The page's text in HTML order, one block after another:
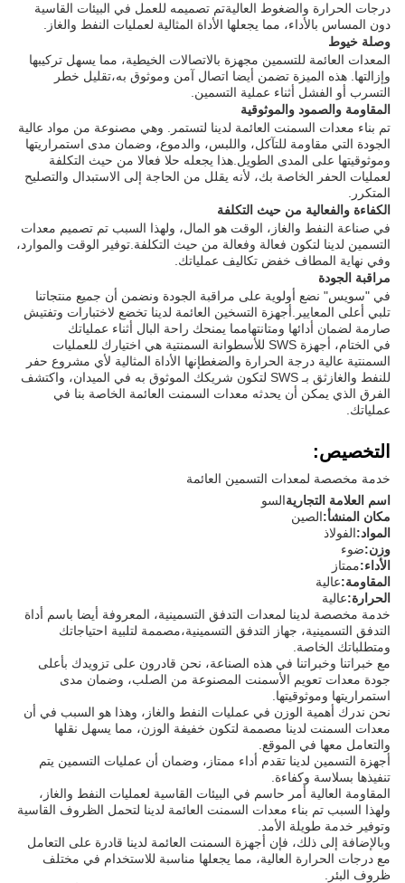
درجات الحرارة والضغوط العاليةتم تصميمه للعمل في البيئات القاسية
دون المساس بالأداء، مما يجعلها الأداة المثالية لعمليات النفط والغاز.
وصلة خيوط
المعدات العائمة للتسمين مجهزة بالاتصالات الخيطية، مما يسهل تركيبها
وإزالتها. هذه الميزة تضمن أيضا اتصال آمن وموثوق به،تقليل خطر
التسرب أو الفشل أثناء عملية التسمين.
المقاومة والصمود والموثوقية
تم بناء معدات السمنت العائمة لدينا لتستمر. وهي مصنوعة من مواد عالية
الجودة التي مقاومة للتآكل، واللبس، والدموع، وضمان مدى استمراريتها
وموثوقيتها على المدى الطويل.هذا يجعله حلا فعالا من حيث التكلفة
لعمليات الحفر الخاصة بك، لأنه يقلل من الحاجة إلى الاستبدال والتصليح
المتكرر.
الكفاءة والفعالية من حيث التكلفة
في صناعة النفط والغاز، الوقت هو المال، ولهذا السبب تم تصميم معدات
التسمين لدينا لتكون فعالة وفعالة من حيث التكلفة.توفير الوقت والموارد،
وفي نهاية المطاف خفض تكاليف عملياتك.
مراقبة الجودة
في "سويس" نضع أولوية على مراقبة الجودة ونضمن أن جميع منتجاتنا
تلبي أعلى المعايير.أجهزة التسخين العائمة لدينا تخضع لاختبارات وتفتيش
صارمة لضمان أدائها ومتانتهامما يمنحك راحة البال أثناء عملياتك
في الختام، أجهزة SWS للأسطوانة السمنتية هي اختيارك للعمليات
السمنتية عالية درجة الحرارة والضغطإنها الأداة المثالية لأي مشروع حفر
للنفط والغازثق بـ SWS لتكون شريكك الموثوق به في الميدان، واكتشف
الفرق الذي يمكن أن يحدثه معدات السمنت العائمة الخاصة بنا في
عملياتك.
التخصيص:
خدمة مخصصة لمعدات التسمين العائمة
اسم العلامة التجاريةالسو
مكان المنشأ:الصين
المواد:الفولاذ
وزن:ضوء
الأداء:ممتاز
المقاومة:عالية
الحرارة:عالية
خدمة مخصصة لدينا لمعدات التدفق التسمينية، المعروفة أيضا باسم أداة
التدفق التسمينية، جهاز التدفق التسمينية،مصممة لتلبية احتياجاتك
ومتطلباتك الخاصة.
مع خبراتنا وخبراتنا في هذه الصناعة، نحن قادرون على تزويدك بأعلى
جودة معدات تعويم الأسمنت المصنوعة من الصلب، وضمان مدى
استمراريتها وموثوقيتها.
نحن ندرك أهمية الوزن في عمليات النفط والغاز، وهذا هو السبب في أن
معدات السمنت لدينا مصممة لتكون خفيفة الوزن، مما يسهل نقلها
والتعامل معها في الموقع.
أجهزة التسمين لدينا تقدم أداء ممتاز، وضمان أن عمليات التسمين يتم
تنفيذها بسلاسة وكفاءة.
المقاومة العالية أمر حاسم في البيئات القاسية لعمليات النفط والغاز،
ولهذا السبب تم بناء معدات السمنت العائمة لدينا لتحمل الظروف القاسية
وتوفير خدمة طويلة الأمد.
وبالإضافة إلى ذلك، فإن أجهزة السمنت العائمة لدينا قادرة على التعامل
مع درجات الحرارة العالية، مما يجعلها مناسبة للاستخدام في مختلف
ظروف البئر.